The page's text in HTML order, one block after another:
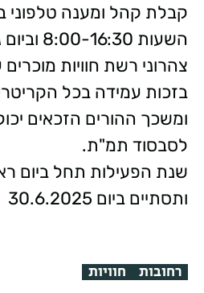
קבלת קהל ומענה טלפוני
השעות 8:00-16:30 וביום ג 8:00-18:00
צהרוני רשת חוויות
בזכות עמידה בכל
ומשכך ההורים הזכאים
לסבסוד תמ"ת.
ותסתיים ביום 30.6.2025
רחובות חוויות